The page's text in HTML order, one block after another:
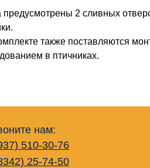
предусмотрены 2 сливных
также поставляются
в птичниках.
нам:
510-30-76
25-74-50